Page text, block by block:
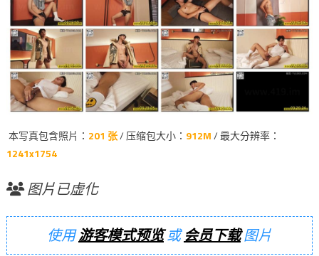
本写真包含照片： 201 张/ 压缩包大小： 912M/ 最大分辨率：
1241x1754
图片已虚化
使用游客模式预览或会员下载图片